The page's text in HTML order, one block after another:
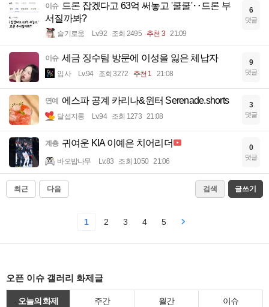
이슈 드론 잡겠다고 63억 써놓고 '쿨쿨'‥드론 부
서질까봐?
슬기로움 Lv.92 조회 2495 추천 3 21:09
6
댓글
이슈 세금 징수팀 방문에 이성을 잃은 체납자
입사 Lv.94 조회 3272 추천 1 21:08
9
댓글
연예 에스파 공계 카리나&윈터 Serenade.shorts
달섭지롱 Lv.94 조회 1273 21:08
3
댓글
계층 귀여운 KIA 이예은 치어리더
바오밥나무 Lv.83 조회 1050 21:06
0
댓글
최근 다음 검색 글쓰기
1 2 3 4 5
오픈 이슈 갤러리 화제글
오늘의 화제 주간 월간 이슈